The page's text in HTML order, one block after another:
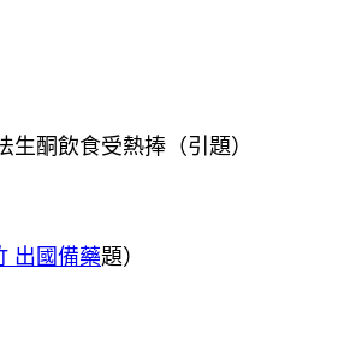
酮飲食受熱捧（引題）
出國備藥題）